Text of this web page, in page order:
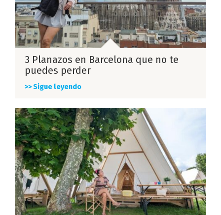
3 Planazos en Barcelona que no te
puedes perder
>> Sigue leyendo